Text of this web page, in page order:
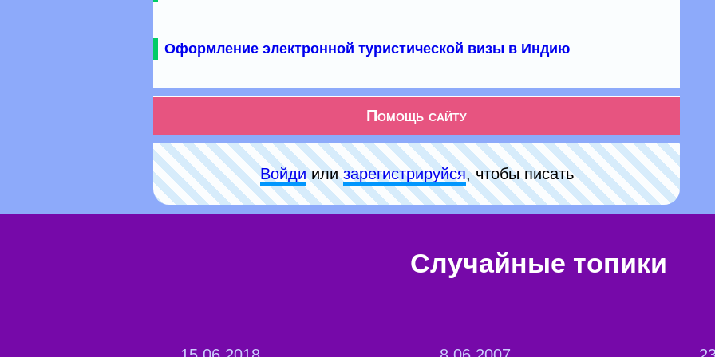
Оформление электронной туристической визы в Индию
Помощь сайту
Войдиилизарeгиcтpируйся, чтобы писать
Случайные топики